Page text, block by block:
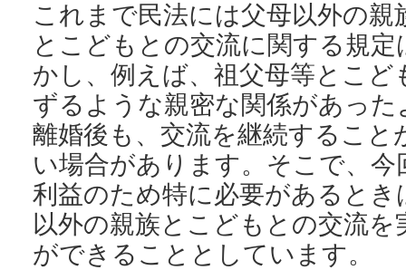
これまで民法には父母以外の親
とこどもとの交流に関する規
かし、例えば、祖父母等とこ
ずるような親密な関係があっ
離婚後も、交流を継続するこ
い場合があります。そこで、
利益のため特に必要があるとき
以外の親族とこどもとの交流
ができることとしています。